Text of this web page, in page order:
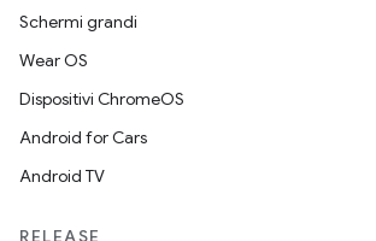
Schermi grandi
Wear OS
Dispositivi ChromeOS
Android for Cars
Android TV
RELEASE